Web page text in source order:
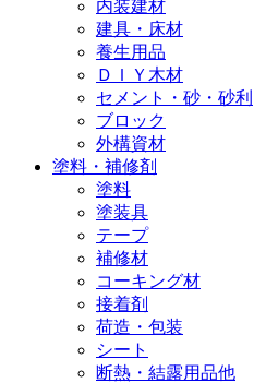
内装建材
建具・床材
養生用品
ＤＩＹ木材
セメント・砂・砂利
ブロック
外構資材
塗料・補修剤
塗料
塗装具
テープ
補修材
コーキング材
接着剤
荷造・包装
シート
断熱・結露用品他